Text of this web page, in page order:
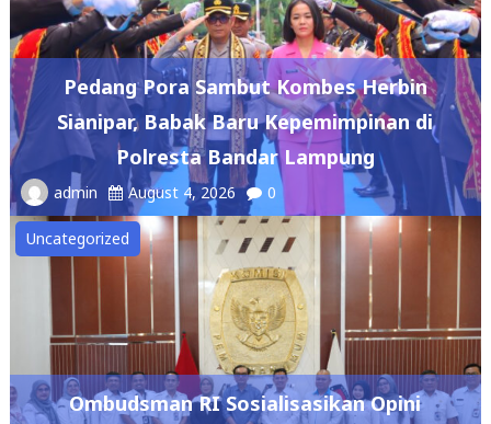
Pedang Pora Sambut Kombes Herbin
Sianipar, Babak Baru Kepemimpinan di
Polresta Bandar Lampung
admin August 4, 2026 0
Uncategorized
Ombudsman RI Sosialisasikan Opini